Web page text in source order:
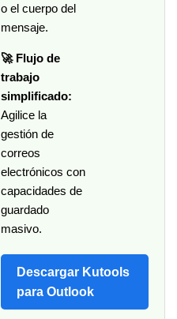
o el cuerpo del
mensaje.
🚀 Flujo de
trabajo
simplificado:
Agilice la
gestión de
correos
electrónicos con
capacidades de
guardado
masivo.
Descargar Kutools
para Outlook